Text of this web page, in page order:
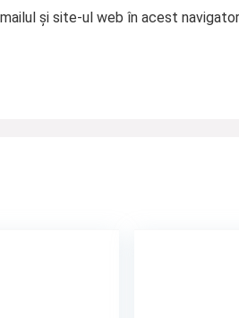
și site-ul web în acest